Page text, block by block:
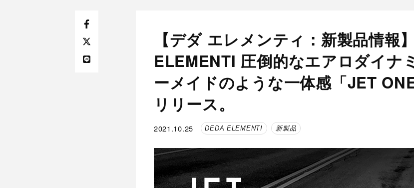
【デダ エレメンティ：新製品情報
ELEMENTI 圧倒的なエアロダイナ
ーメイドのような一体感「JET
リリース。
2021.10.25 DEDA ELEMENTI 新製品